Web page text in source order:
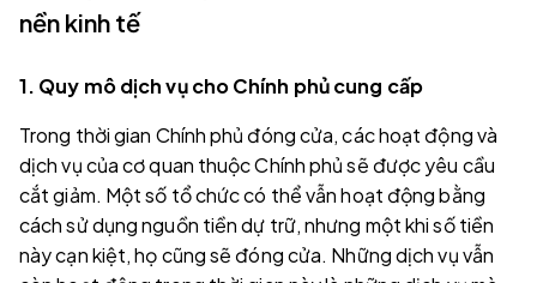
nền kinh tế
1. Quy mô dịch vụ cho Chính phủ cung cấp
Trong thời gian Chính phủ đóng cửa, các hoạt động và
dịch vụ của cơ quan thuộc Chính phủ sẽ được yêu cầu
cắt giảm. Một số tổ chức có thể vẫn hoạt động bằng
cách sử dụng nguồn tiền dự trữ, nhưng một khi số tiền
này cạn kiệt, họ cũng sẽ đóng cửa. Những dịch vụ vẫn